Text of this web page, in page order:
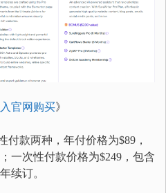
官网购买》
款两种，年付价格为$89，
一次性付款价格为$249，包含
续订。